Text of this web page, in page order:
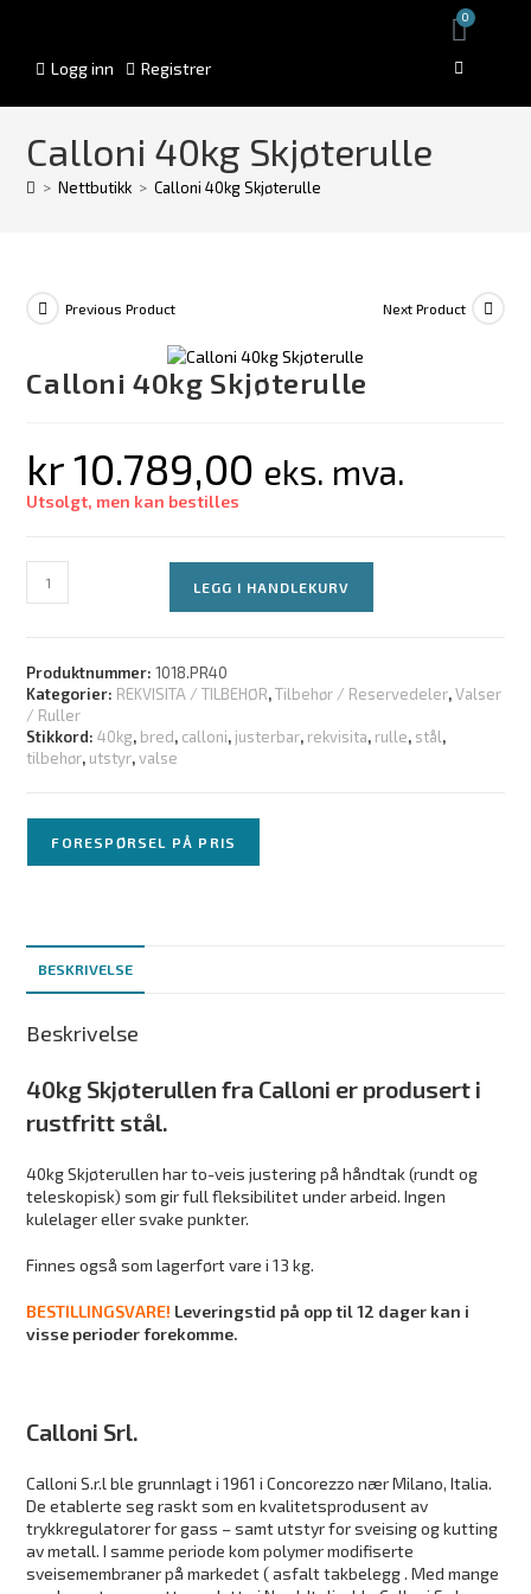
Logg inn Registrer
0
Calloni 40kg Skjøterulle
> Nettbutikk > Calloni 40kg Skjøterulle
Previous Product Next Product
Calloni 40kg Skjøterulle
kr10.789,00 eks. mva.
Utsolgt, men kan bestilles
LEGG I HANDLEKURV
Produktnummer:1018.PR40
Kategorier: REKVISITA / TILBEHØR,Tilbehør / Reservedeler,Valser
/ Ruller
Stikkord:40kg, bred, calloni, justerbar, rekvisita, rulle, stål,
tilbehør, utstyr,valse
FORESPØRSEL PÅ PRIS
BESKRIVELSE
Beskrivelse
40kg Skjøterullen fra Calloni er produsert i
rustfritt stål.
40kg Skjøterullen har to-veis justering på håndtak (rundt og
teleskopisk) som gir full fleksibilitet under arbeid. Ingen
kulelager eller svake punkter.
Finnes også som lagerført vare i 13 kg.
BESTILLINGSVARE! Leveringstid på opp til 12 dager kan i
visse perioder forekomme.
Calloni Srl.
Calloni S.r.l ble grunnlagt i 1961 i Concorezzo nær Milano, Italia.
De etablerte seg raskt som en kvalitetsprodusent av
trykkregulatorer for gass – samt utstyr for sveising og kutting
av metall. I samme periode kom polymer modifiserte
sveisemembraner på markedet ( asfalt takbelegg . Med mange